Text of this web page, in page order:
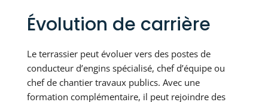
Évolution de carrière
Le terrassier peut évoluer vers des postes de
conducteur d’engins spécialisé, chef d’équipe ou
chef de chantier travaux publics. Avec une
formation complémentaire, il peut rejoindre des